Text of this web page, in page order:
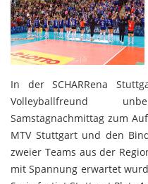
In der SCHARRena
Volleyballfreund
Samstagnachmittag zum
MTV Stuttgartund den
zweier Teams aus der
mit Spannung erwartet